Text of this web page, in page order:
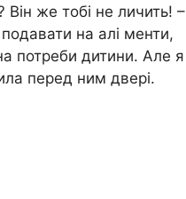
же тобі не личить! –
на алі менти,
потреби дитини. Але я
перед ним двері.